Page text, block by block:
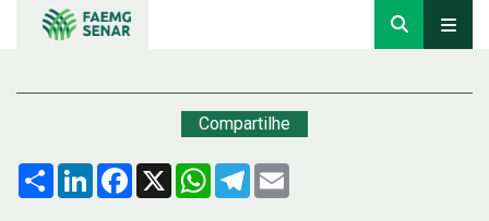
Compartilhe
Compartilhar
LinkedInFacebook
X WhatsApp
Telegram